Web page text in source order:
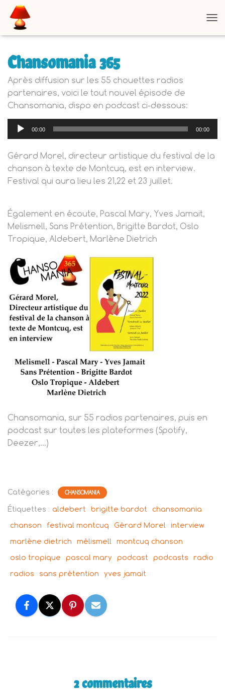
É
A
I
A
Chansomania 365
Après diffusion sur les 55 chouettes radios
partenaires, voici le tout nouvel épisode de
Chansomania, dispo en podcast ci-dessous:
Lecteur
audio
00:00 00:00
Gérard Morel, directeur artistique du festival de la
chanson à texte de Montcuq, est en interview.
Festival qui aura lieu les 21,22 et 23 juillet.
Également en écoute, Pascal Mary, Yves Jamait,
Melismell, Sans Prétention, Brigitte Bardot, Oslo
Tropique, Aldebert, Marlène Dietrich
Chansomania, sur 55 radios partenaires, puis en
podcast sur toutes les plateformes (Spotify,
Deezer,…)
Catégories : CHANSOMANIA
Étiquettes : aldebert brigitte bardot
chansomania
chanson festival montcuq Gérard Morel interview
marlène dietrich mélismell montcuq chanson
oslo tropique pascal mary podcast podcasts radio
radios
sans prétention yves jamait
2 commentaires